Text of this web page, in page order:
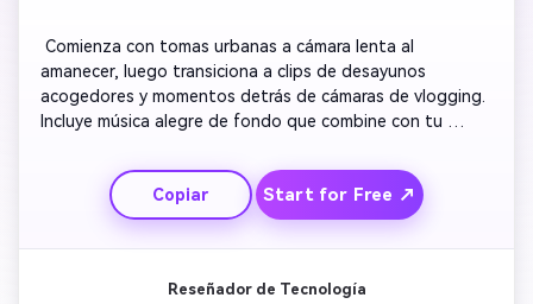
Comienza con tomas urbanas a cámara lenta al
amanecer, luego transiciona a clips de desayunos
acogedores y momentos detrás de cámaras de vlogging.
Incluye música alegre de fondo que combine con tu
inspiradoras sobre creatividad y crecimiento. Destaca tus
mejores momentos—viajes, amigos y diversión—para
expresar tu estilo de vida.
Copiar Start for Free ↗
Reseñador de Tecnología